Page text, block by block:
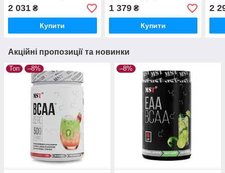
2 031 ₴
Купити
1 379₴
Купити
2
Акційні пропозиції та новинки
Топ –8% –8%